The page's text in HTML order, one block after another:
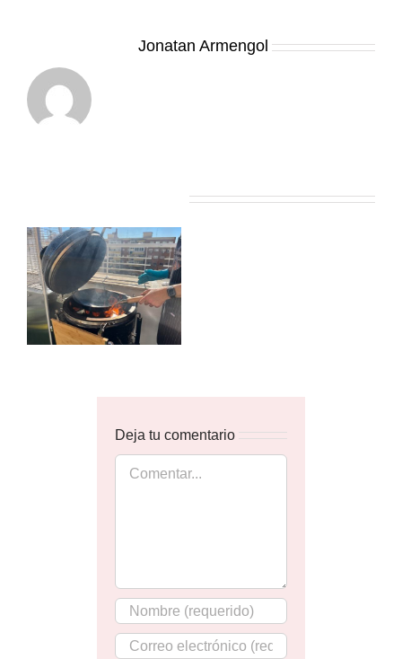
Jonatan Armengol
Deja tu comentario
Comentar